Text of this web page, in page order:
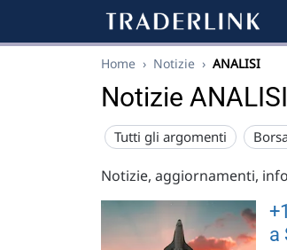
Home › Notizie › ANALISI
Notizie ANALISI
Tutti gli argomenti
Notizie, aggiornamenti,
a